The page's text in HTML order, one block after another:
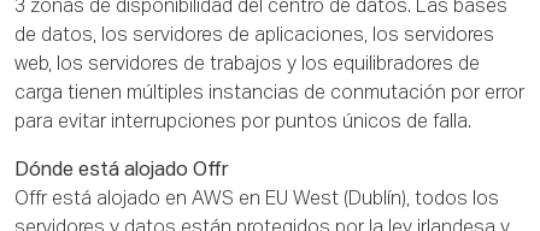
3 zonas de disponibilidad del centro de datos. Las bases
de datos, los servidores de aplicaciones, los servidores
web, los servidores de trabajos y los equilibradores de
carga tienen múltiples instancias de conmutación por error
para evitar interrupciones por puntos únicos de falla.
Dónde está alojado Offr
Offr está alojado en AWS en EU West (Dublín), todos los